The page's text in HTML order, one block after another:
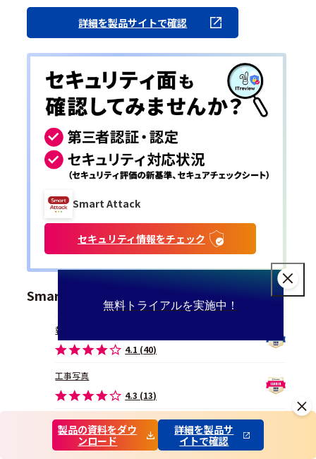
詳細を製品サイトで確認
Smart Attack
セキュリティ情報をチェック
Smart Attackの所属カテゴリー
報告書作成ツール
4.1 (40)
工事写真
4.3 (13)
工事情報共有
4.1 (5)
製品の資料をダウ
ンロード
詳細を製品サ
イトで確認
無料トライアルを実施中！